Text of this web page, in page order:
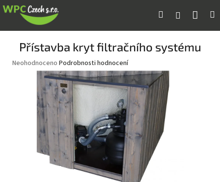
Přejít
na
Hledat Přihlášení
Přístavba kryt filtračního systému
Průměrné
hodnocení
hvězdiček.
Neohodnoceno Podrobnosti hodnocení